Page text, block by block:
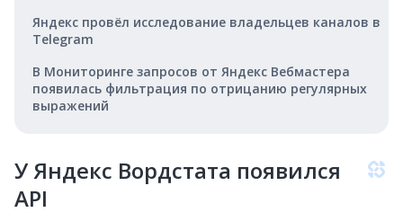
Яндекс провёл исследование владельцев каналов в
Telegram
В Мониторинге запросов от Яндекс Вебмастера
появилась фильтрация по отрицанию регулярных
выражений
У Яндекс Вордстата появился
API